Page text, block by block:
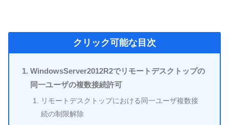
クリック可能な目次
WindowsServer2012R2でリモートデスクトップの
同一ユーザの複数接続許可
リモートデスクトップにおける同一ユーザ複数接
続の制限解除